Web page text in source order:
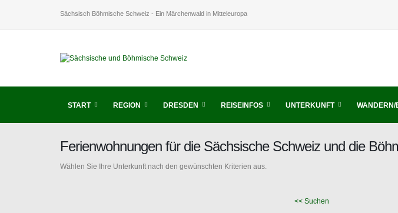
Sächsisch Böhmische Schweiz - Ein Märchenwald in Mitteleuropa
START REGION DRESDEN REISEINFOS UNTERKUNFT WANDERN/
Ferienwohnungen für die Sächsische Schweiz und die
Wählen Sie Ihre Unterkunft nach den gewünschten Kriterien aus.
<< Suchen